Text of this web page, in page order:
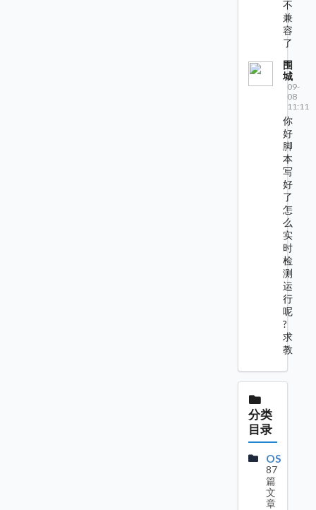
不
兼
容
了
围
城
09-
08
11:11
你
好
脚
本
写
好
了
怎
么
实
时
检
测
运
行
呢
?
求
教
分类
目录
OS
87
篇
文
章